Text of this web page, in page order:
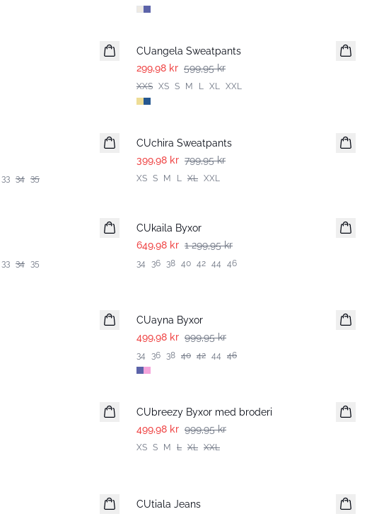
CUangela Sweatpants
299,98 kr 599,95 kr
XXS XS S M L XL XXL
33 34 35
CUchira Sweatpants
399,98 kr 799,95 kr
XS S M L XL XXL
33 34 35
CUkaila Byxor
649,98 kr 1 299,95 kr
34 36 38 40 42 44 46
CUayna Byxor
499,98 kr 999,95 kr
34 36 38 40 42 44 46
CUbreezy Byxor med broderi
499,98 kr 999,95 kr
XS S M L XL XXL
CUtiala Jeans